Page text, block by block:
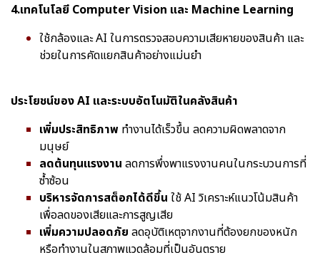
4.เทคโนโลยี Computer Vision และ Machine Learning
ใช้กล้องและ AI ในการตรวจสอบความเสียหายของสินค้า และ
ช่วยในการคัดแยกสินค้าอย่างแม่นยำ
ประโยชน์ของ AI และระบบอัตโนมัติในคลังสินค้า
เพิ่มประสิทธิภาพ ทำงานได้เร็วขึ้น ลดความผิดพลาดจาก
มนุษย์
ลดต้นทุนแรงงาน ลดการพึ่งพาแรงงานคนในกระบวนการที่
ซ้ำซ้อน
บริหารจัดการสต็อกได้ดีขึ้น ใช้ AI วิเคราะห์แนวโน้มสินค้า
เพื่อลดของเสียและการสูญเสีย
เพิ่มความปลอดภัย ลดอุบัติเหตุจากงานที่ต้องยกของหนัก
หรือทำงานในสภาพแวดล้อมที่เป็นอันตราย